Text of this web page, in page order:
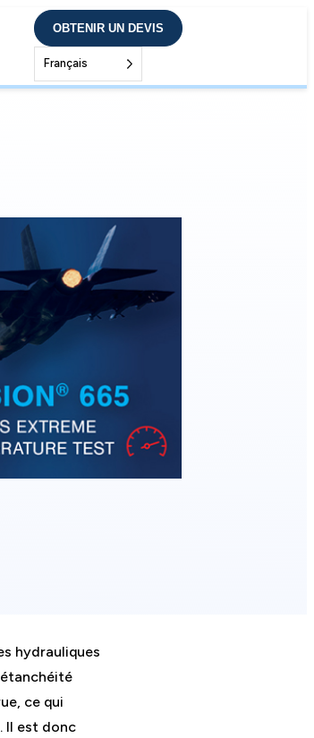
OBTENIR UN DEVIS
Français
hydrauliques
ce qui
Il est donc